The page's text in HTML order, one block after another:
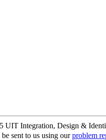
UIT Integration, Design &
sent to us using ourproblem